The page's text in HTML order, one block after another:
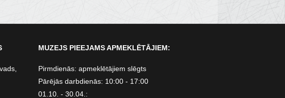
MUZEJS PIEEJAMS APMEKLĒTĀJIEM:
Pirmdienās: apmeklētājiem slēgts
Pārējās darbdienās: 10:00 - 17:00
01.10. - 30.04.: